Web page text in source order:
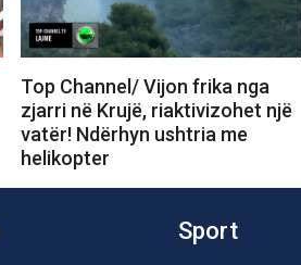
Top Channel/ Vijon frika nga
zjarri në Krujë, riaktivizohet një
vatër! Ndërhyn ushtria me
helikopter
Sport